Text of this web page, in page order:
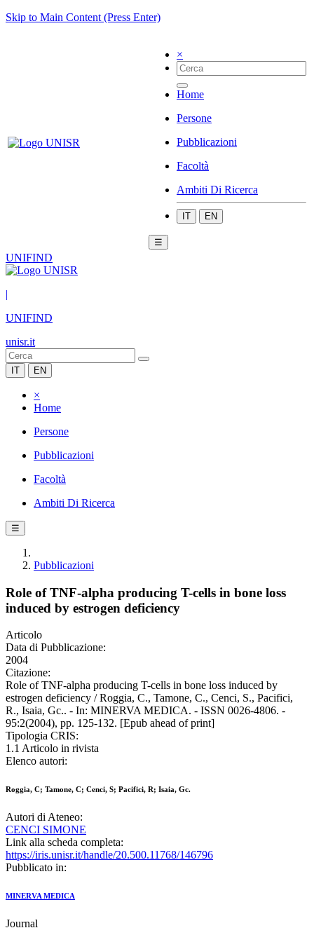
Skip to Main Content (Press Enter)
×
Home
Persone
Pubblicazioni
Facoltà
Ambiti Di Ricerca
IT EN
☰
UNIFIND
|
UNIFIND
unisr.it
IT EN
×
Home
Persone
Pubblicazioni
Facoltà
Ambiti Di Ricerca
☰
Pubblicazioni
Role of TNF-alpha producing T-cells in bone loss
induced by estrogen deficiency
Articolo
Data di Pubblicazione:
2004
Citazione:
Role of TNF-alpha producing T-cells in bone loss induced by
estrogen deficiency / Roggia, C., Tamone, C., Cenci, S., Pacifici,
R., Isaia, Gc.. - In: MINERVA MEDICA. - ISSN 0026-4806. -
95:2(2004), pp. 125-132. [Epub ahead of print]
Tipologia CRIS:
1.1 Articolo in rivista
Elenco autori:
Roggia, C; Tamone, C; Cenci, S; Pacifici, R; Isaia, Gc.
Autori di Ateneo:
CENCI SIMONE
Link alla scheda completa:
https://iris.unisr.it/handle/20.500.11768/146796
Pubblicato in:
MINERVA MEDICA
Journal